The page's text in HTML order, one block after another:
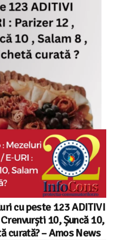
cu peste 123 ADITIVI
10, Șuncă 10,
curată? – Amos News